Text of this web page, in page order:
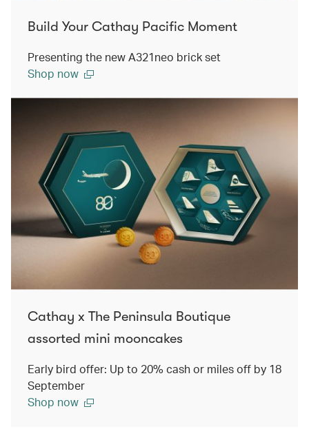
Build Your Cathay Pacific Moment
Presenting the new A321neo brick set
Shop now
Cathay x The Peninsula Boutique
assorted mini mooncakes
Early bird offer: Up to 20% cash or miles off by 18
September
Shop now